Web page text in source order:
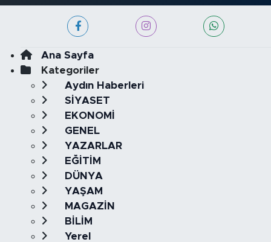
Ana Sayfa
Kategoriler
Aydın Haberleri
SİYASET
EKONOMİ
GENEL
YAZARLAR
EĞİTİM
DÜNYA
YAŞAM
MAGAZİN
BİLİM
Yerel